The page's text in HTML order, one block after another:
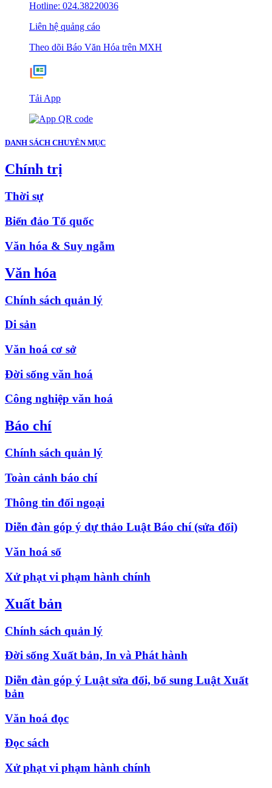
Hotline: 024.38220036
Liên hệ quảng cáo
Theo dõi Báo Văn Hóa trên MXH
Tải App
DANH SÁCH CHUYÊN MỤC
Chính trị
Thời sự
Biển đảo Tổ quốc
Văn hóa & Suy ngẫm
Văn hóa
Chính sách quản lý
Di sản
Văn hoá cơ sở
Đời sống văn hoá
Công nghiệp văn hoá
Báo chí
Chính sách quản lý
Toàn cảnh báo chí
Thông tin đối ngoại
Diễn đàn góp ý dự thảo Luật Báo chí (sửa đổi)
Văn hoá số
Xử phạt vi phạm hành chính
Xuất bản
Chính sách quản lý
Đời sống Xuất bản, In và Phát hành
Diễn đàn góp ý Luật sửa đổi, bổ sung Luật Xuất
bản
Văn hoá đọc
Đọc sách
Xử phạt vi phạm hành chính